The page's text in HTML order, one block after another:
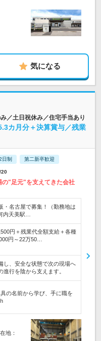
気になる
／土日祝休み／住宅手当あり
カ月分＋決算賞与／残業
日制 第二新卒歓迎
20
の"足元"を支えてきた会社
・名古屋で募集！（勤務地は
内天美駅…
円＋残業代全額支給＋各種
円～22万50…
し、安全な状態で次の現場へ
行を陰から支えます。
の名前から学び、手に職を
地：